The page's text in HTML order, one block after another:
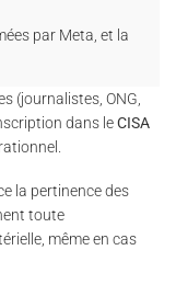
par Meta, et la
(journalistes, ONG,
dans leCISA
la pertinence des
toute
même en cas